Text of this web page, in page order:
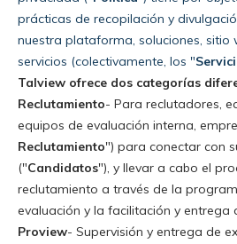
prácticas de recopilación y
nuestra plataforma, soluciones, sitio
servicios (colectivamente, los "
Talview ofrece dos categorías
Reclutamiento- Para reclutadores,
equipos de evaluación interna,
Reclutamiento") para conectar con
("Candidatos"), y llevar a cabo el
reclutamiento a través de la
evaluación y la facilitación y entrega
Proview- Supervisión y entrega de